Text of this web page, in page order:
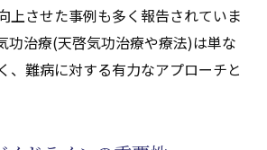
上させた事例も多く報告されていま
功治療(天啓気功治療や療法)は単な
、難病に対する有力なアプローチと